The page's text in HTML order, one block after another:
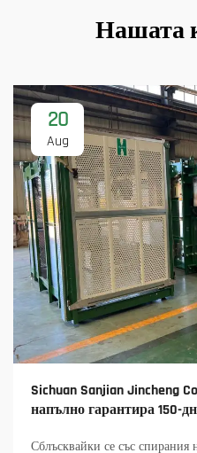
Нашата
20
Aug
Sichuan Sanjian Jincheng
напълно гарантира 150-
Сблъсквайки се със спирания